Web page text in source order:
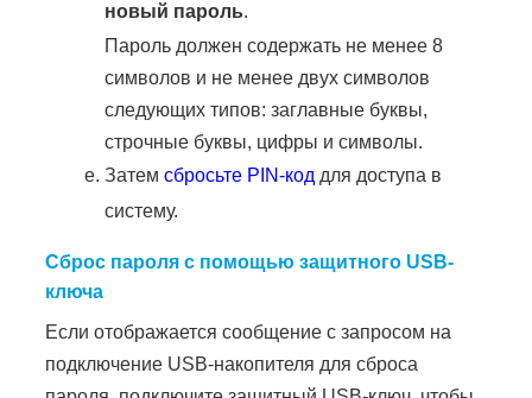
новый пароль.
Пароль должен содержать не менее 8
символов и не менее двух символов
следующих типов: заглавные буквы,
строчные буквы, цифры и символы.
Затемсбросьте PIN-код для доступа в
систему.
Сброс пароля с помощью защитного USB-
ключа
Если отображается сообщение с запросом на
подключение USB-накопителя для сброса